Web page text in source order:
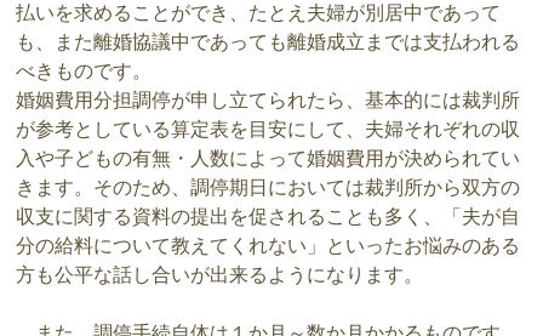
払いを求めることができ、たとえ夫婦が別居中であって
も、また離婚協議中であっても離婚成立までは支払われる
べきものです。
婚姻費用分担調停が申し立てられたら、基本的には裁判所
が参考としている算定表を目安にして、夫婦それぞれの収
入や子どもの有無・人数によって婚姻費用が決められてい
きます。そのため、調停期日においては裁判所から双方の
収支に関する資料の提出を促されることも多く、「夫が自
分の給料について教えてくれない」といったお悩みのある
方も公平な話し合いが出来るようになります。